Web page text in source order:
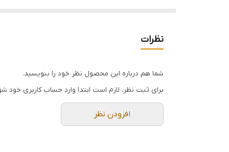
نظرات
شما هم درباره این محصول نظر خود را بنویسید.
برای ثبت نظر، لازم است ابتدا وارد حساب کاربری خود
افزودن نظر